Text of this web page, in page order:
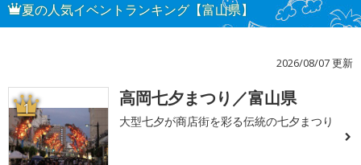
夏の人気イベントランキング【富山県】
2026/08/07 更新
1 高岡七夕まつり／富山県
大型七夕が商店街を彩る伝統の七夕まつり